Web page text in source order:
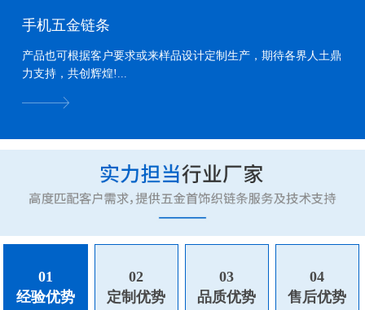
手机五金链条
产品也可根据客户要求或来样品设计定制生产，期待各界人土鼎
力支持，共创辉煌!...
01
经验优势
02
定制优势
03
品质优势
04
售后优势